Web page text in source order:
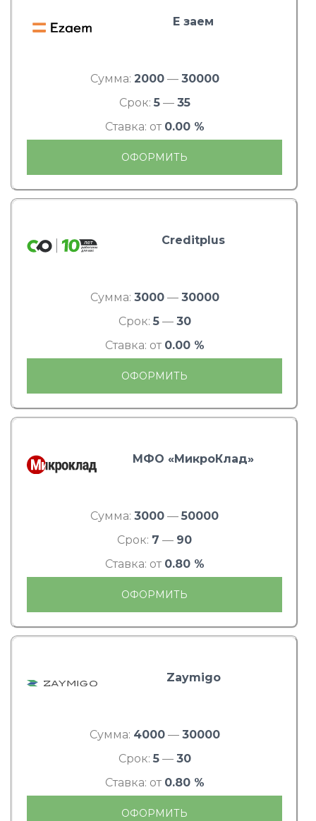
Е заем
Сумма: 2000— 30000
Срок: 5— 35
Ставка: от 0.00 %
ОФОРМИТЬ
Creditplus
Сумма: 3000— 30000
Срок: 5— 30
Ставка: от 0.00 %
ОФОРМИТЬ
МФО «МикроКлад»
Сумма: 3000 — 50000
Срок: 7 — 90
Ставка: от 0.80 %
ОФОРМИТЬ
Zaymigo
Сумма: 4000— 30000
Срок: 5— 30
Ставка: от 0.80 %
ОФОРМИТЬ